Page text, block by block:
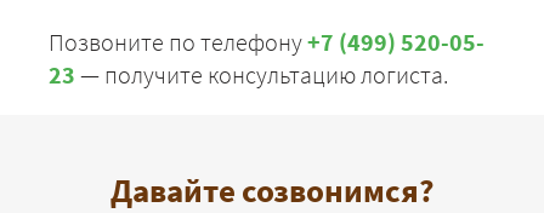
Позвоните по телефону+7 (499) 520-05-
23 — получите консультацию логиста.
Давайте созвонимся?